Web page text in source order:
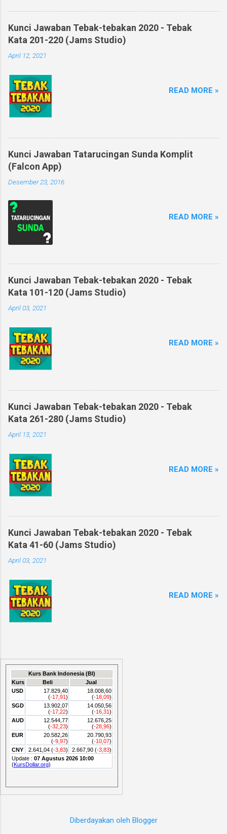
Kunci Jawaban Tebak-tebakan 2020 - Tebak
Kata 201-220 (Jams Studio)
April 12, 2021
READ MORE »
Kunci Jawaban Tatarucingan Sunda Komplit
(Falcon App)
Desember 23, 2016
READ MORE »
Kunci Jawaban Tebak-tebakan 2020 - Tebak
Kata 101-120 (Jams Studio)
April 03, 2021
READ MORE »
Kunci Jawaban Tebak-tebakan 2020 - Tebak
Kata 261-280 (Jams Studio)
April 13, 2021
READ MORE »
Kunci Jawaban Tebak-tebakan 2020 - Tebak
Kata 41-60 (Jams Studio)
April 03, 2021
READ MORE »
Diberdayakan oleh Blogger